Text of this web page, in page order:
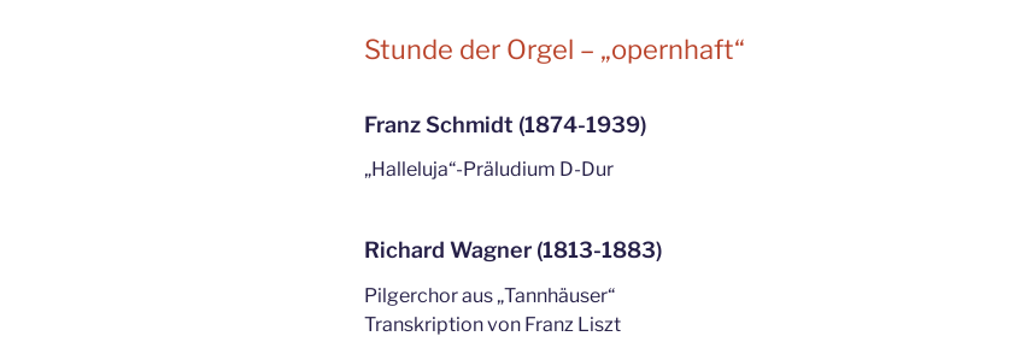
Stunde der Orgel – „opernhaft“
Franz Schmidt (1874-1939)
„Halleluja“-Präludium D-Dur
Richard Wagner (1813-1883)
Pilgerchor aus „Tannhäuser“
Transkription von Franz Liszt